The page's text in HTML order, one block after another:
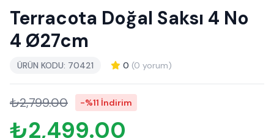
Terracota Doğal Saksı 4 No
4 Ø27cm
ÜRÜN KODU: 70421 0 (0 yorum)
₺2,799.00 -%11 İndirim
₺2,499.00